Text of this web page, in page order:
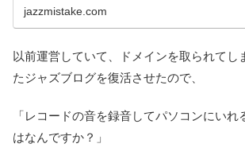
jazzmistake.com
以前運営していて、ドメインを取られてし
たジャズブログを復活させたので、
「レコードの音を録音してパソコンにいれ
はなんですか？」